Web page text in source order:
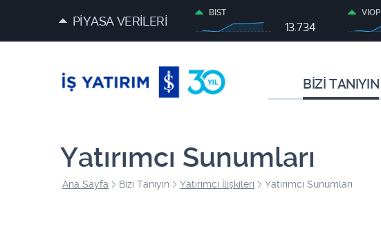
PİYASA VERİLERİ
BIST
13.734
VIOP
BİZİ TANIYIN
Yatırımcı Sunumları
Ana Sayfa Bizi Tanıyın Yatırımcı İlişkileri Yatırımcı Sunumları